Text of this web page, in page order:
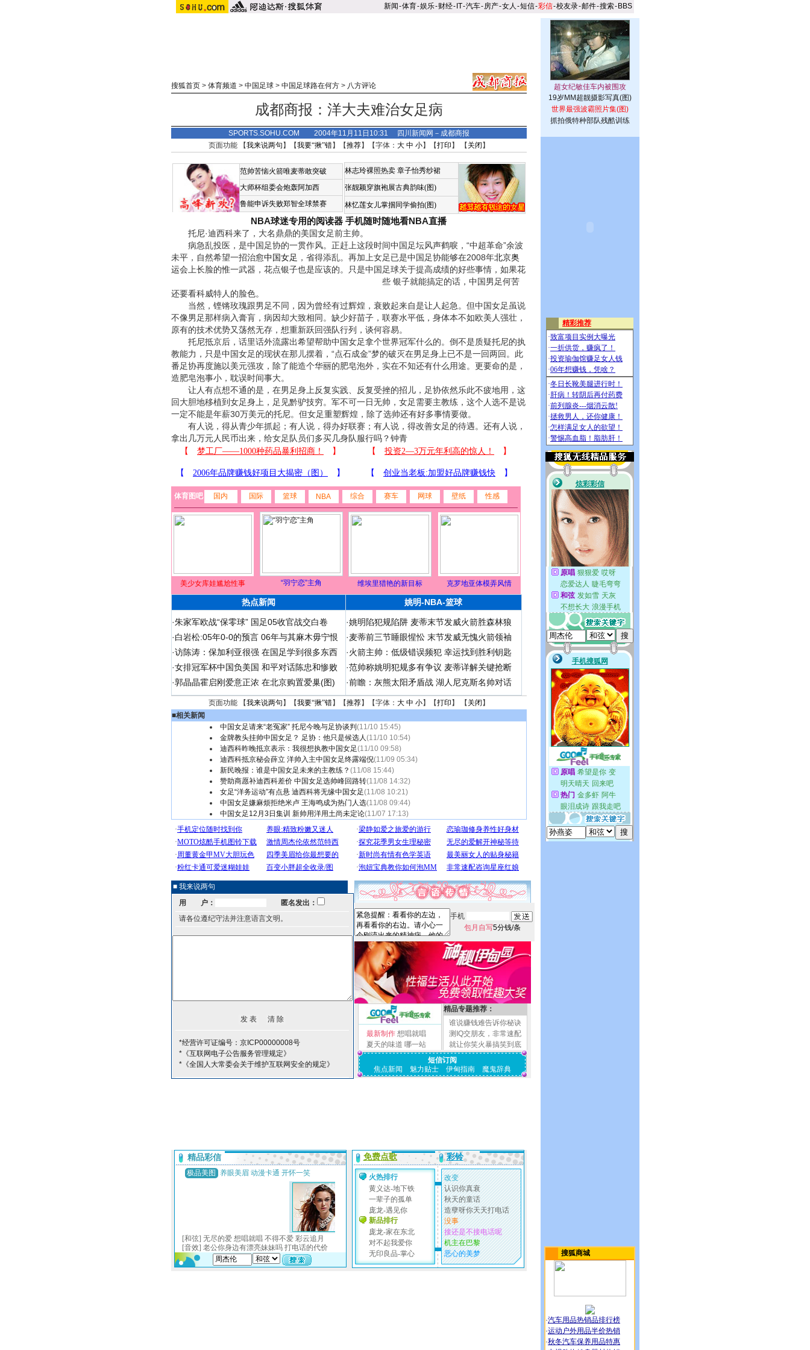
新闻-体育-娱乐-财经- IT-汽车-房产-女人 -短信-彩信-校友录-邮件-搜索- BBS
搜狐首页> 体育频道 > 中国足球> 中国足球路在何方> 八方评论
成都商报：洋大夫难治女足病
SPORTS.SOHU.COM 2004年11月11日10:31 四川新闻网－成都商报
页面功能 【我来说两句 】【我要“揪”错】【推荐】【字体： 大 中 小】【打印 】 【 关闭 】
范帅苦恼火箭唯麦蒂敢突破
大师杯组委会炮轰阿加西
鲁能申诉失败郑智全球禁赛
林志玲裸照热卖 章子怡秀纱裙
张靓颖穿旗袍展古典韵味(图)
林忆莲女儿掌掴同学偷拍(图)
NBA球迷专用的阅读器 手机随时随地看NBA直播
托尼·迪西科来了，大名鼎鼎的美国女足前主帅。
病急乱投医，是中国足协的一贯作风。正赶上这段时间中国足坛风声鹤唳，“中超革命”余波
未平，自然希望一招治愈中国女足 ，省得添乱。再加上女足已是中国足协能够在2008年北京奥
运会上长脸的惟一武器，花点银子也是应该的。只是中国足球关于提高成绩的好些事情，如果花
些 银子就能搞定的话，中国男足何苦
还要看科威特人的脸色。
当然，铿锵玫瑰跟男足不同，因为曾经有过辉煌，衰败起来自是让人起急。但中国女足虽说
不像男足那样病入膏肓，病因却大致相同。缺少好苗子，联赛水平低，身体本不如欧美人强壮，
原有的技术优势又荡然无存，想重新跃回强队行列，谈何容易。
托尼抵京后，话里话外流露出希望帮助中国女足拿个世界冠军什么的。倒不是质疑托尼的执
教能力，只是中国女足的现状在那儿摆着，“点石成金”梦的破灭在男足身上已不是一回两回。此
番足协再度施以美元强攻，除了能造个华丽的肥皂泡外，实在不知还有什么用途。更要命的是，
造肥皂泡事小，耽误时间事大。
让人有点想不通的是，在男足身上反复实践、反复受挫的招儿，足协依然乐此不疲地用，这
回大胆地移植到女足身上，足见黔驴技穷。军不可一日无帅，女足需要主教练，这个人选不是说
一定不能是年薪30万美元的托尼。但女足重塑辉煌，除了选帅还有好多事情要做。
有人说，得从青少年抓起；有人说，得办好联赛；有人说，得改善女足的待遇。还有人说，
拿出几万元人民币出来，给女足队员们多买几身队服行吗？钟青
体育图吧 国内 国际 篮球 NBA 综合 赛车 网球 壁纸 性感
美少女库娃尴尬性事 “羽宁恋”主角 维埃里猎艳的新目标 克罗地亚体模弄风情
热点新闻 姚明-NBA-篮球
·朱家军欧战“保零球” 国足05收官战交白卷
·白岩松:05年0-0的预言 06年与其麻木毋宁恨
·访陈涛：保加利亚很强 在国足学到很多东西
·女排冠军杯中国负美国 和平对话陈忠和惨败
·郭晶晶霍启刚爱意正浓 在北京购置爱巢(图)
·姚明陷犯规陷阱 麦蒂末节发威火箭胜森林狼
·麦蒂前三节睡眼惺忪 末节发威无愧火箭领袖
·火箭主帅：低级错误频犯 幸运找到胜利钥匙
·范帅称姚明犯规多有争议 麦蒂详解关键抢断
·前瞻：灰熊太阳矛盾战 湖人尼克斯名帅对话
页面功能 【我来说两句 】【我要“揪”错】【推荐】【字体： 大 中 小】【打印 】 【 关闭 】
■相关新闻
中国女足请来“老冤家” 托尼今晚与足协谈判 (11/10 15:45)
金牌教头挂帅中国女足？ 足协：他只是候选人(11/10 10:54)
迪西科昨晚抵京表示：我很想执教中国女足(11/10 09:58)
迪西科抵京秘会薛立 洋帅入主中国女足终露端倪(11/09 05:34)
新民晚报：谁是中国女足未来的主教练？ (11/08 15:44)
赞助商愿补迪西科差价 中国女足选帅峰回路转(11/08 14:32)
女足“洋务运动”有点悬 迪西科将无缘中国女足(11/08 10:21)
中国女足嫌麻烦拒绝米卢 王海鸣成为热门人选(11/08 09:44)
中国女足12月3日集训 新帅用洋用土尚未定论(11/07 17:13)
■ 我来说两句
用 户：
匿名发出：
请各位遵纪守法并注意语言文明。
*经营许可证编号：京ICP00000008号
*《互联网电子公告服务管理规定》
*《全国人大常委会关于维护互联网安全的规定》
手机
包月自写5分钱/条
最新制作 想唱就唱
夏天的味道 哪一站
精品专题推荐：
谁说赚钱难告诉你秘诀
测IQ交朋友，非常速配
就让你笑火暴搞笑到底
短信订阅
焦点新闻
魅力贴士 伊甸指南 魔鬼辞典
19岁MM超靓摄影写真(图)
世界最强波霸照片集(图)
抓拍俄特种部队残酷训练
搜狐商城
·汽车用品热销品排行榜
·运动户外用品半价热销
·秋冬汽车保养用品特惠